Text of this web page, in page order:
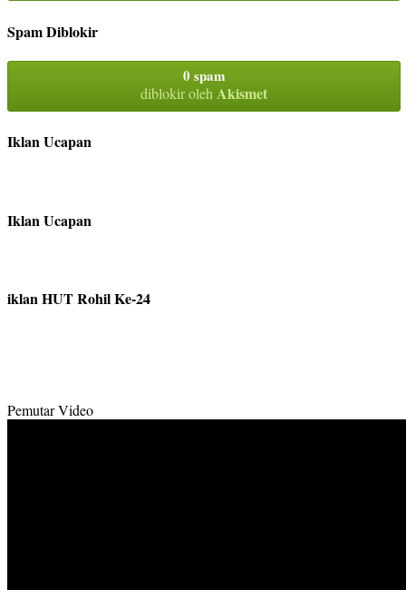
Spam Diblokir
0 spam
diblokir oleh Akismet
Iklan Ucapan
Iklan Ucapan
iklan HUT Rohil Ke-24
Pemutar Video